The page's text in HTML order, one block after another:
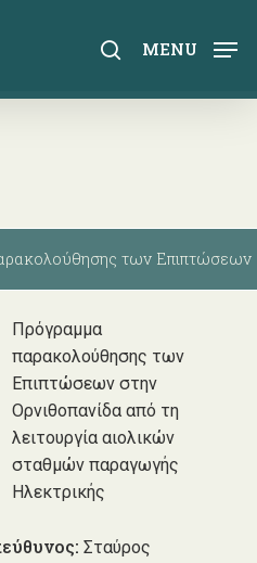
search
MENU
των Επιπτώσεων
Πρόγραμμα
παρακολούθησης των
Επιπτώσεων στην
Ορνιθοπανίδα από τη
λειτουργία αιολικών
σταθμών παραγωγής
Ηλεκτρικής
Σταύρος